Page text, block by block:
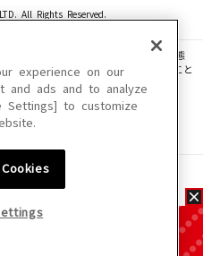
All Rights Reserved.
像・写真・動画・音声等を、手段や形態
断で複製、転載、ファイル化などすること
ただけない場合があります。
更になる場合があります。
experience on our
and ads and to analyze
Settings] to customize